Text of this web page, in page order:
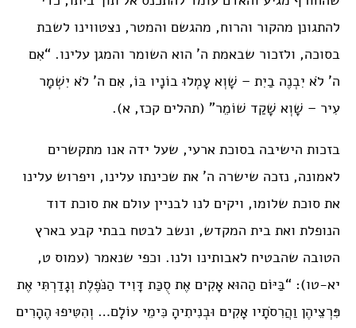
להתגונן מהקור והרוח, מהגשם והמטר, נצטווינו לשבת
בסוכה, ולזכור שבאמת ה’ הוא השומר והמגן עלינו. “אִם
ה’ לֹא יִבְנֶה בַיִת – שָׁוְא עָמְלוּ בוֹנָיו בּוֹ, אִם ה’ לֹא יִשְׁמָר
עִיר – שָׁוְא שָׁקַד שׁוֹמֵר” (תהלים קכז, א).
בזכות הישיבה בסוכת ארעי, שעל ידה אנו מתקשרים
לאמונה, נזכה שישרה ה’ את שכינתו עלינו, ויפרוש עלינו
את סוכת שלומו, ויקים לנו לבניין עולם את סוכת דוד
הנופלת ואת בית המקדש, ונשב לבטח בבתי קבע בארץ
הטובה שהבטיח לאבותינו ולנו. וכפי שנאמר (עמוס ט,
יא-טו): “בַּיּוֹם הַהוּא אָקִים אֶת סֻכַּת דָּוִיד הַנֹּפֶלֶת וְגָדַרְתִּי אֶת
פִּרְצֵיהֶן וַהֲרִסֹתָיו אָקִים וּבְנִיתִיהָ כִּימֵי עוֹלָם… וְהִטִּיפוּ הֶהָרִים